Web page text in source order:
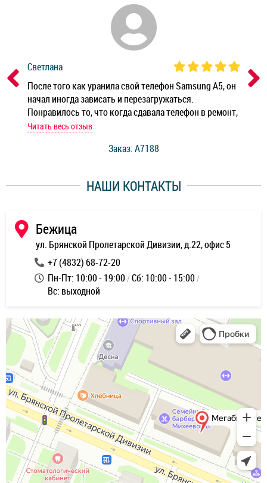
Светлана
После того как уранила свой телефон Samsung A5, он
начал иногда зависать и перезагружаться.
Понравилось то, что когда сдавала телефон в ремонт,
мастер при мне сделал быструю диагностику и сказал
работы и оперативность!
Читать весь отзыв
Заказ: A7188
НАШИ КОНТАКТЫ
Бежица
ул. Брянской Пролетарской Дивизии, д.22, офис 5
+7 (4832) 68-72-20
Пн-Пт: 10:00 - 19:00 Сб: 10:00 - 15:00
Вс: выходной